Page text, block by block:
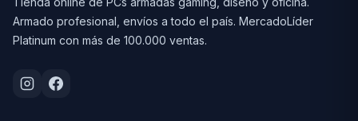
Armado profesional, envíos a todo el país. MercadoLíder
Platinum con más de 100.000 ventas.